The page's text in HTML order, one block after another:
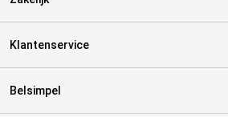
Klantenservice
Belsimpel